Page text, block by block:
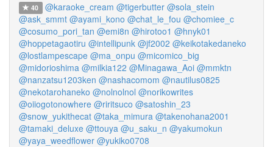
40 @karaoke_cream @tigerbutter @sola_stein
@ask_smmt @ayami_kono @chat_le_fou @chomiee_c
@cosumo_pori_tan @emi8n @hirotoo1 @hnyk01
@hoppetagaotiru @intellipunk @jf2002 @keikotakedaneko
@lostlampescape @ma_onpu @micomico_big
@midorioshima @milkia122 @Minagawa_Aoi @mmktn
@nanzatsu1203ken @nashacomom @nautilus0825
@nekotarohaneko @nolnolnol @norikowrites
@oiiogotonowhere @riritsuco @satoshin_23
@snow_yukithecat @taka_mimura @takenohana2001
@tamaki_deluxe @ttouya @u_saku_n @yakumokun
@yaya_weedflower @yukiko0708